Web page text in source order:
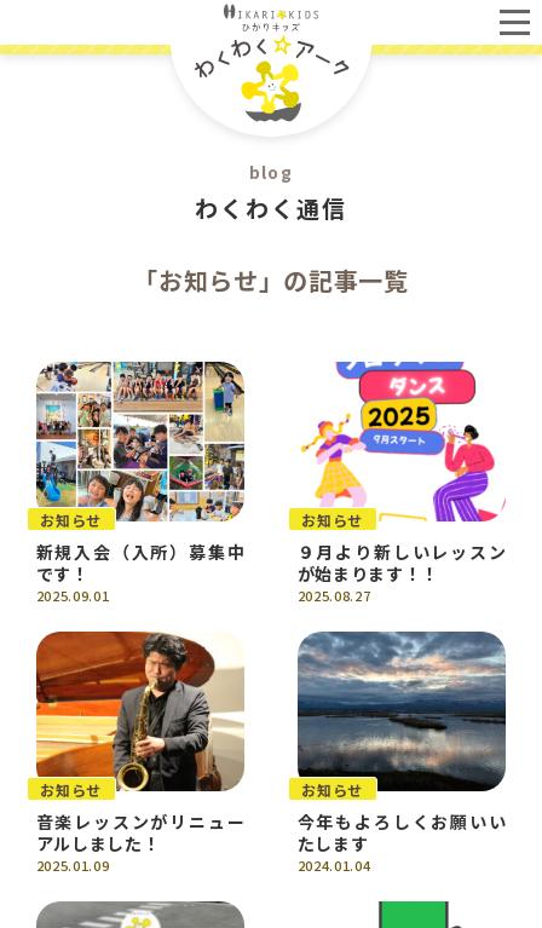
blog
わくわく通信
「お知らせ」の記事一覧
お知らせ
新規入会（入所）募集中
です！
2025.09.01
お知らせ
９月より新しいレッスン
が始まります！！
2025.08.27
お知らせ
音楽レッスンがリニュー
アルしました！
2025.01.09
お知らせ
今年もよろしくお願いい
たします
2024.01.04